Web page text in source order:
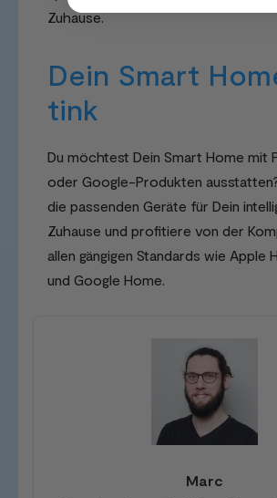
Zuhause.
Dein Smart
tink
Du möchtest Dein Smart Home mit
oder Google-Produkten
die passenden Geräte für Dein
Zuhause und profitiere von der
allen gängigen Standards wie Apple
und Google Home.
Marc